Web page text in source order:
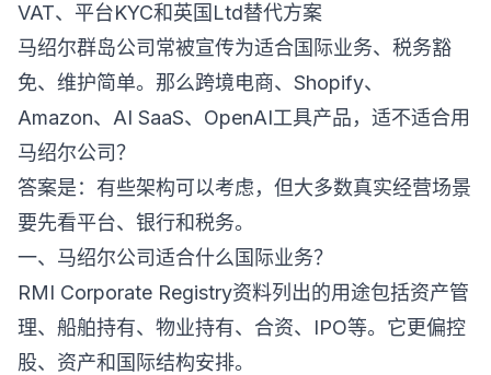
VAT、平台KYC和英国Ltd替代方案
马绍尔群岛公司常被宣传为适合国际业务、税务豁
免、维护简单。那么跨境电商、Shopify、
Amazon、AI SaaS、OpenAI工具产品，适不适合用
马绍尔公司？
答案是：有些架构可以考虑，但大多数真实经营场景
要先看平台、银行和税务。
一、马绍尔公司适合什么国际业务？
RMI Corporate Registry资料列出的用途包括资产管
理、船舶持有、物业持有、合资、IPO等。它更偏控
股、资产和国际结构安排。